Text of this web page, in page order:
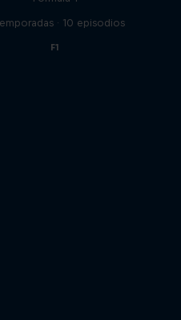
· 10 episodios
F1